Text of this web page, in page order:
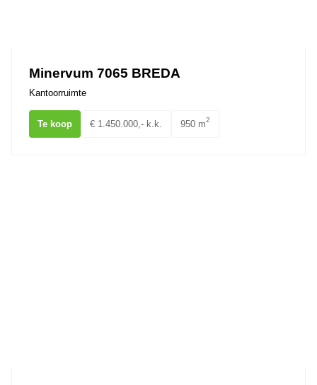
Minervum 7065 BREDA
Kantoorruimte
Te koop € 1.450.000,- k.k. 950 m2